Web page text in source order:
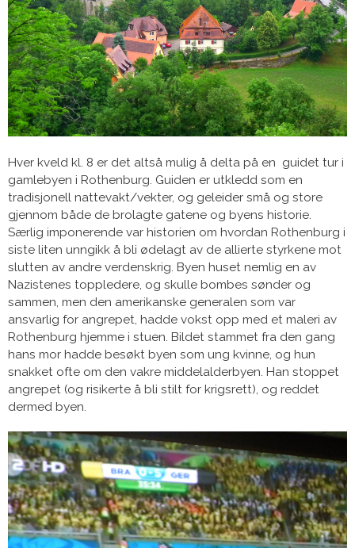
Hver kveld kl. 8 er det altså mulig å delta på en guidet tur i
gamlebyen i Rothenburg. Guiden er utkledd som en
tradisjonell nattevakt/vekter, og geleider små og store
gjennom både de brolagte gatene og byens historie.
Særlig imponerende var historien om hvordan Rothenburg i
siste liten unngikk å bli ødelagt av de allierte styrkene mot
slutten av andre verdenskrig. Byen huset nemlig en av
Nazistenes toppledere, og skulle bombes sønder og
sammen, men den amerikanske generalen som var
ansvarlig for angrepet, hadde vokst opp med et maleri av
Rothenburg hjemme i stuen. Bildet stammet fra den gang
hans mor hadde besøkt byen som ung kvinne, og hun
snakket ofte om den vakre middelalderbyen. Han stoppet
angrepet (og risikerte å bli stilt for krigsrett), og reddet
dermed byen.